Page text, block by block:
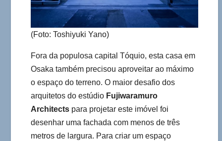
(Foto: Toshiyuki Yano)
Fora da populosa capital Tóquio, esta casa em
Osaka também precisou aproveitar ao máximo
o espaço do terreno. O maior desafio dos
arquitetos do estúdio Fujiwaramuro
Architects para projetar este imóvel foi
desenhar uma fachada com menos de três
metros de largura. Para criar um espaço